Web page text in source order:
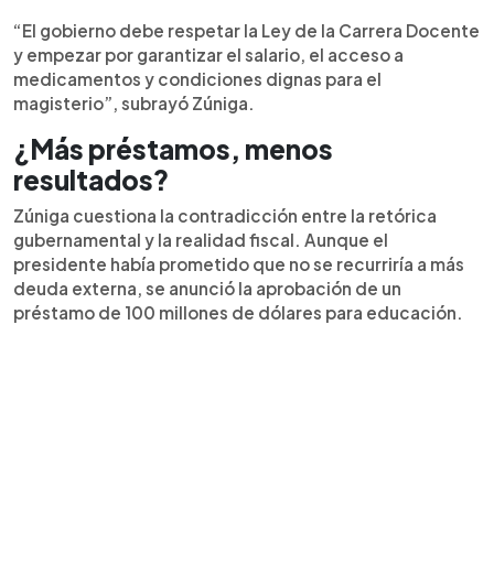
“El gobierno debe respetar la Ley de la Carrera Docente
y empezar por garantizar el salario, el acceso a
medicamentos y condiciones dignas para el
magisterio”, subrayó Zúniga.
¿Más préstamos, menos
resultados?
Zúniga cuestiona la contradicción entre la retórica
gubernamental y la realidad fiscal. Aunque el
presidente había prometido que no se recurriría a más
deuda externa, se anunció la aprobación de un
préstamo de 100 millones de dólares para educación.